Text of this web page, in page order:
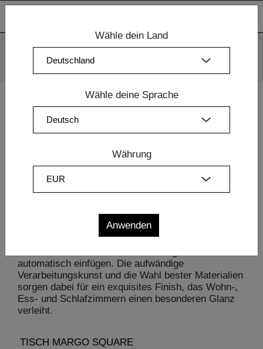
Webseiten sind Sie mit dem Einsatz der Cookies einverstanden.
| Design Möbel
Design Möbel
Edle Designmöbel aus hochwertigem Massivholz
Eleganz. Die ausgewählten Holzmöbel von vitamin
design eignen sich ideal für die geschmackvolle
Einrichtung von Wohnräumen, in sie sich mit ihrem
automatisch einfügen. Die aufwändige
Verarbeitungskunst und die Wahl bester Materialien
sorgen dabei für ein exquisites Finish, das Wohn-,
Ess- und Schlafzimmern einen besonderen Glanz
verleiht.
TISCH MARGO SQUARE
Wähle dein Land
Wähle deine Sprache
Währung